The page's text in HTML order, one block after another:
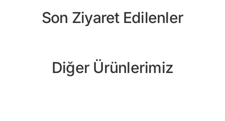
Son Ziyaret Edilenler
Diğer Ürünlerimiz